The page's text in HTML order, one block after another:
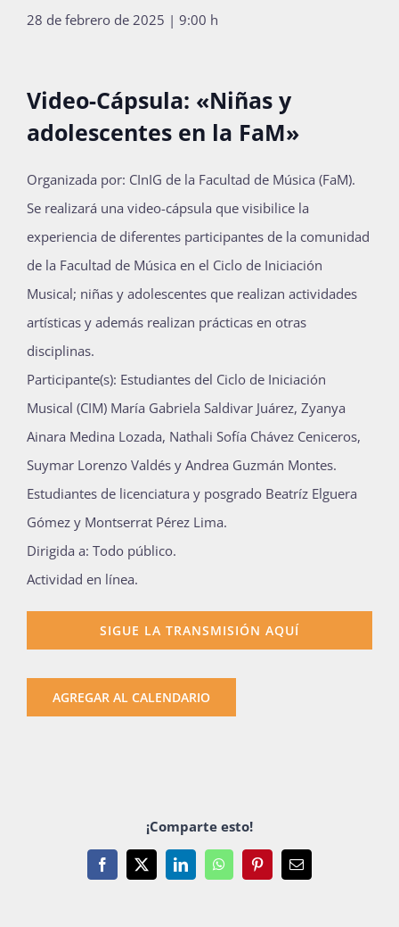
Bienvenida generación 2027-1
28 de febrero de 2025 | 9:00 h
Video-Cápsula: «Niñas y
adolescentes en la FaM»
Organizada por: CInIG de la Facultad de Música (FaM).
Se realizará una video-cápsula que visibilice la
experiencia de diferentes participantes de la comunidad
de la Facultad de Música en el Ciclo de Iniciación
Musical; niñas y adolescentes que realizan actividades
artísticas y además realizan prácticas en otras
disciplinas.
Participante(s): Estudiantes del Ciclo de Iniciación
Musical (CIM) María Gabriela Saldivar Juárez, Zyanya
Ainara Medina Lozada, Nathali Sofía Chávez Ceniceros,
Suymar Lorenzo Valdés y Andrea Guzmán Montes.
Estudiantes de licenciatura y posgrado Beatríz Elguera
Gómez y Montserrat Pérez Lima.
Dirigida a: Todo público.
Actividad en línea.
SIGUE LA TRANSMISIÓN AQUÍ
AGREGAR AL CALENDARIO
¡Comparte esto!
Facebook
X LinkedInWhatsAppPinterestEmail